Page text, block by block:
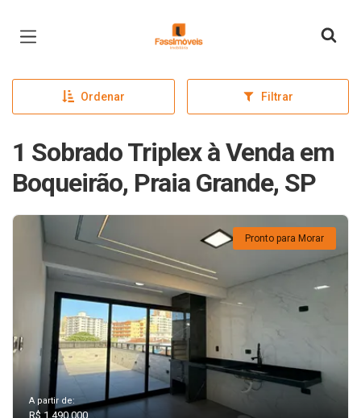
Página inicial
Ordenar Filtrar
1 Sobrado Triplex à Venda em
Boqueirão, Praia Grande, SP
Pronto para Morar
A partir de:
R$ 1.490.000